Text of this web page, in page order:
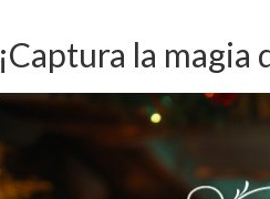
¡Captura la